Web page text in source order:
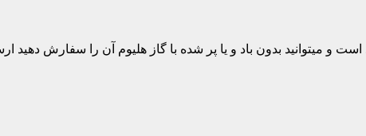
و میتوانید بدون باد و یا پر شده با گاز هلیوم آن را سفارش دهید